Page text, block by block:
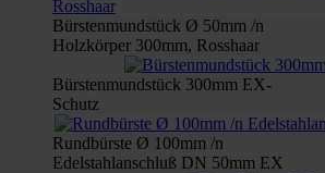
Bürstenmundstück Ø 50mm /n
Holzkörper 300mm, Rosshaar
Bürstenmundstück 300mm EX-
Schutz
Rundbürste Ø 100mm /n
Edelstahlanschluß DN 50mm EX